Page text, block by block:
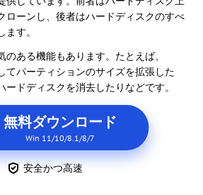
ローンし、後者はハードディスクのすべ
す。
ある機能もあります。たとえば、
てパーティションのサイズを拡張した
ードディスクを消去したりなどです。
無料ダウンロード
Win 11/10/8.1/8/7
安全かつ高速